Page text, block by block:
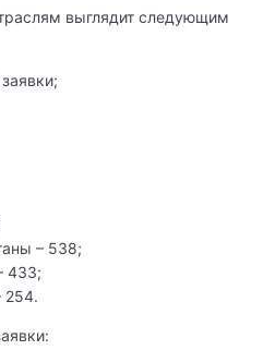
выглядит следующим
– 538;
433;
254.